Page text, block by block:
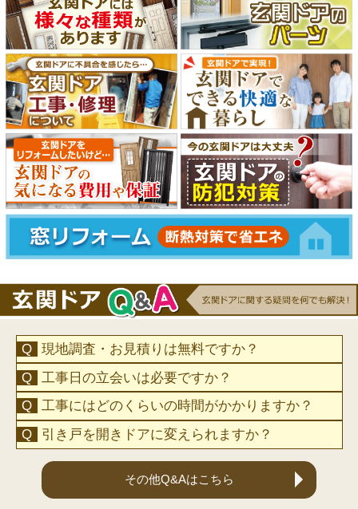
現地調査・お見積りは無料ですか？
工事日の立会いは必要ですか？
工事にはどのくらいの時間がかかりますか？
引き戸を開きドアに変えられますか？
その他Q&Aはこちら